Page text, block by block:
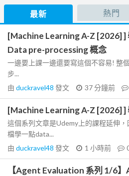
最新 熱門
[Machine Learning A-Z [2026] ]
Data pre-processing 概念
一邊要上課一邊還要寫這個不容易! 整
步...
由 duckravel48 發文 37 分鐘前
[Machine Learning A-Z [2026] ]
這個系列文章是Udemy上的課程延伸
檔學一點data...
由 duckravel48 發文 1 小時前
【Agent Evaluation 系列 1/6